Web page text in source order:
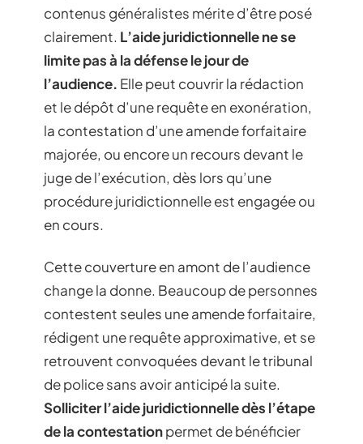
contenus généralistes mérite d’être posé
clairement. L’aide juridictionnelle ne se
limite pas à la défense le jour de
l’audience. Elle peut couvrir la rédaction
et le dépôt d’une requête en exonération,
la contestation d’une amende forfaitaire
majorée, ou encore un recours devant le
juge de l’exécution, dès lors qu’une
procédure juridictionnelle est engagée ou
en cours.
Cette couverture en amont de l’audience
change la donne. Beaucoup de personnes
contestent seules une amende forfaitaire,
rédigent une requête approximative, et se
retrouvent convoquées devant le tribunal
de police sans avoir anticipé la suite.
Solliciter l’aide juridictionnelle dès l’étape
de la contestationpermet de bénéficier